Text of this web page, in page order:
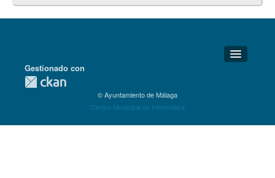
Detalles Técnicos
Gestionado con
© Ayuntamiento de Málaga
Centro Municipal de Informática